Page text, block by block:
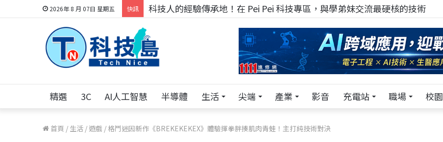
2026年 8 月 07日 星期五 快訊 科技人的經驗傳承地！在 Pei Pei 科技專區，與學弟妹交流最硬核的技術
精選 3C AI人工智慧 半導體 生活 尖端 產業 影音 充電站 職場 校園
首頁 / 生活 / 遊戲 /格鬥迷因新作《BREKEKEKEX》體驗揮拳胖揍肌肉青蛙！主打純技術對決